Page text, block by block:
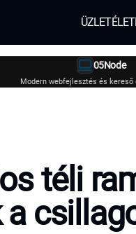
ÜZLET
05Node
Modern webfejlesztés és kereső
téli
a